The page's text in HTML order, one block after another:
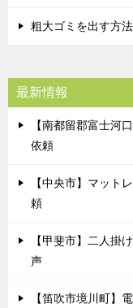
粗大ゴミを出す方法
最新情報
【南都留郡富士河
依頼
【中央市】マット
頼
【甲斐市】二人掛
声
【笛吹市境川町】